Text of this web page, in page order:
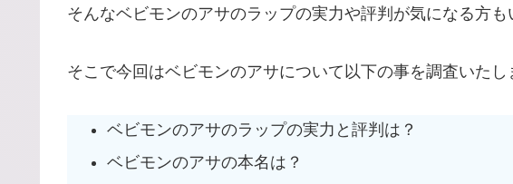
そんなベビモンのアサのラップの実力や評判が気になる方も
そこで今回はベビモンのアサについて以下の事を調査いたし
ベビモンのアサのラップの実力と評判は？
ベビモンのアサの本名は？